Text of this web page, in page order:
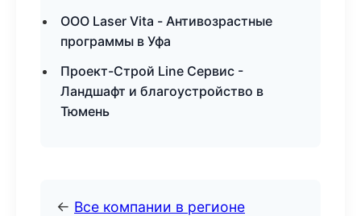
ООО Laser Vita - Антивозрастные
программы в Уфа
Проект-Строй Line Сервис -
Ландшафт и благоустройство в
Тюмень
← Все компании в регионе